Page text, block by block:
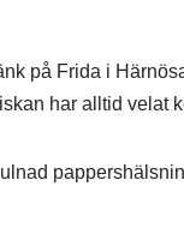
på Frida i
har alltid velat